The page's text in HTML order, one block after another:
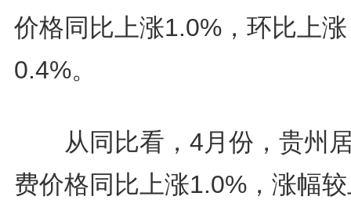
价格同比上涨1.0%，环比上涨
0.4%。
从同比看，4月份，贵州
费价格同比上涨1.0%，涨幅